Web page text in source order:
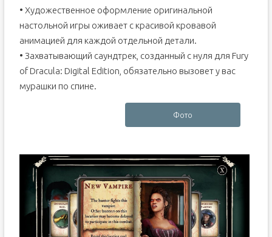
• Художественное оформление оригинальной
настольной игры оживает с красивой кровавой
анимацией для каждой отдельной детали.
• Захватывающий саундтрек, созданный с нуля для Fury
of Dracula: Digital Edition, обязательно вызовет у вас
мурашки по спине.
Фото